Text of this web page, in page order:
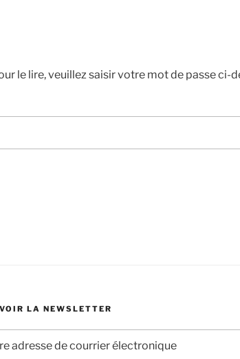
le lire, veuillez saisir votre mot de passe ci-
LA NEWSLETTER